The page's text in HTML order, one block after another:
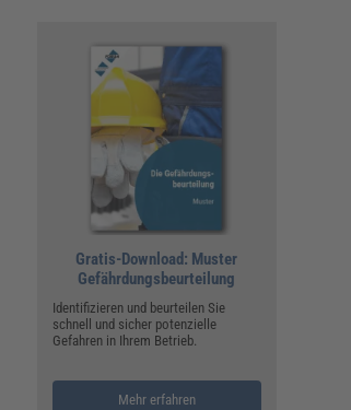
Gratis-Download: Muster
Gefährdungsbeurteilung
Identifizieren und beurteilen Sie
schnell und sicher potenzielle
Gefahren in Ihrem Betrieb.
Mehr erfahren